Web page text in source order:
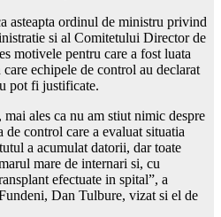
asteapta ordinul de ministru privind
si al Comitetului Director de
motivele pentru care a fost luata
echipele de control au declarat
pot fi justificate.
ales ca nu am stiut nimic despre
de control care a evaluat situatia
a acumulat datorii, dar toate
mare de internari si, cu
efectuate in spital”, a
Dan Tulbure, vizat si el de